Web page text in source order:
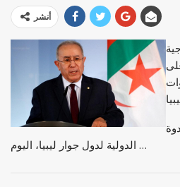
أنشر
الدولية لدول جوار ليبيا، اليوم …